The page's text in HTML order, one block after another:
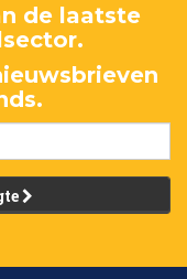
de laatste